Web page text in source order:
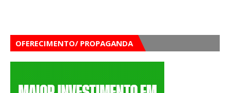
OFERECIMENTO/ PROPAGANDA